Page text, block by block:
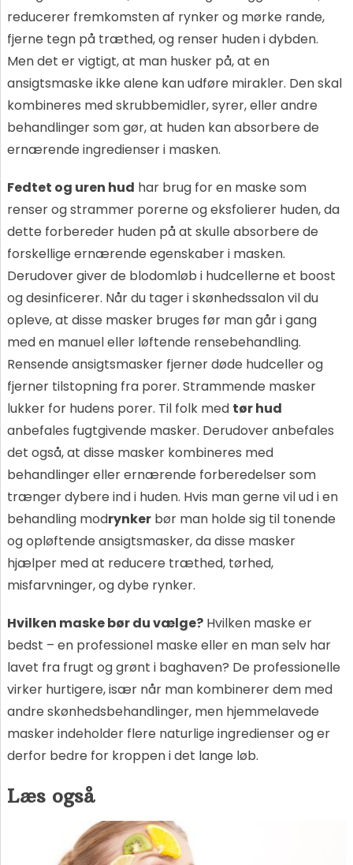
reducerer fremkomsten af rynker og mørke rande,
fjerne tegn på træthed, og renser huden i dybden.
Men det er vigtigt, at man husker på, at en
ansigtsmaske ikke alene kan udføre mirakler. Den skal
kombineres med skrubbemidler, syrer, eller andre
behandlinger som gør, at huden kan absorbere de
ernærende ingredienser i masken.
Fedtet og uren hud har brug for en maske som
renser og strammer porerne og eksfolierer huden, da
dette forbereder huden på at skulle absorbere de
forskellige ernærende egenskaber i masken.
Derudover giver de blodomløb i hudcellerne et boost
og desinficerer. Når du tager i skønhedssalon vil du
opleve, at disse masker bruges før man går i gang
med en manuel eller løftende rensebehandling.
Rensende ansigtsmasker fjerner døde hudceller og
fjerner tilstopning fra porer. Strammende masker
lukker for hudens porer. Til folk med tør hud
anbefales fugtgivende masker. Derudover anbefales
det også, at disse masker kombineres med
behandlinger eller ernærende forberedelser som
trænger dybere ind i huden. Hvis man gerne vil ud i en
behandling modrynkerbør man holde sig til tonende
og opløftende ansigtsmasker, da disse masker
hjælper med at reducere træthed, tørhed,
misfarvninger, og dybe rynker.
Hvilken maske bør du vælge?Hvilken maske er
bedst – en professionel maske eller en man selv har
lavet fra frugt og grønt i baghaven? De professionelle
virker hurtigere, især når man kombinerer dem med
andre skønhedsbehandlinger, men hjemmelavede
masker indeholder flere naturlige ingredienser og er
derfor bedre for kroppen i det lange løb.
Læs også